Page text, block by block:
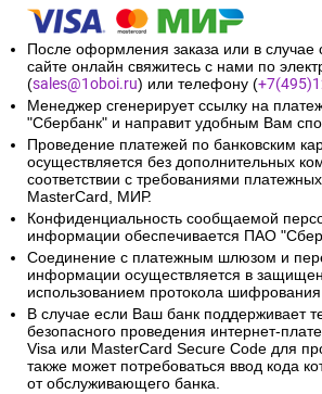
После оформления заказа или в случае
сайте онлайн свяжитесь с нами по
(sales@1oboi.ru) или телефону (
Менеджер сгенерирует ссылку на
"Сбербанк" и направит удобным Вам
Проведение платежей по банковским
осуществляется без дополнительных
соответствии с требованиями
MasterCard, МИР.
Конфиденциальность сообщаемой
информации обеспечивается ПАО
Соединение с платежным шлюзом и
информации осуществляется в
использованием протокола
В случае если Ваш банк поддерживает
безопасного проведения интернет-
Visa или MasterCard Secure Code для
также может потребоваться ввод кода
от обслуживающего банка.